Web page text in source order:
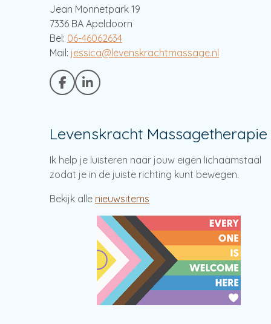
Jean Monnetpark 19
7336 BA Apeldoorn
Bel: 06-46062634
Mail: jessica@levenskrachtmassage.nl
F
a
b
o
k
L
i
e
I
n
Levenskracht Massagetherapie
Ik help je luisteren naar jouw eigen lichaamstaal
zodat je in de juiste richting kunt bewegen.
Bekijk alle nieuwsitems